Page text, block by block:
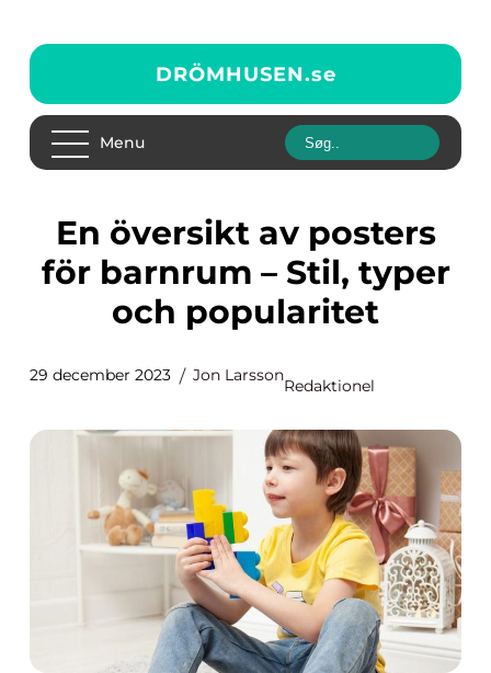
DRÖMHUSEN.se
Menu
En översikt av posters
för barnrum – Stil, typer
och popularitet
29 december 2023 Jon Larsson
Redaktionel